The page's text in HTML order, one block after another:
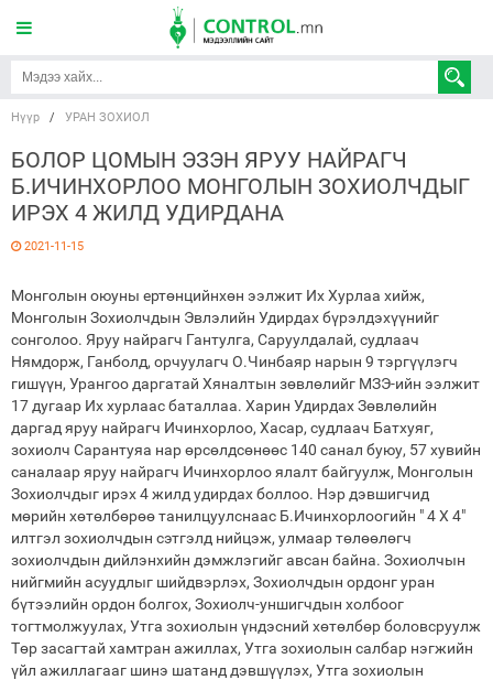
Нүүр / УРАН ЗОХИОЛ
БОЛОР ЦОМЫН ЭЗЭН ЯРУУ НАЙРАГЧ
Б.ИЧИНХОРЛОО МОНГОЛЫН ЗОХИОЛЧДЫГ
ИРЭХ 4 ЖИЛД УДИРДАНА
2021-11-15
Монголын оюуны ертөнцийнхөн ээлжит Их Хурлаа хийж,
Монголын Зохиолчдын Эвлэлийн Удирдах бүрэлдэхүүнийг
сонголоо. Яруу найрагч Гантулга, Саруулдалай, судлаач
Нямдорж, Ганболд, орчуулагч О.Чинбаяр нарын 9 тэргүүлэгч
гишүүн, Урангоо даргатай Хяналтын зөвлөлийг МЗЭ-ийн ээлжит
17 дугаар Их хурлаас баталлаа. Харин Удирдах Зөвлөлийн
даргад яруу найрагч Ичинхорлоо, Хасар, судлаач Батхуяг,
зохиолч Сарантуяа нар өрсөлдсөнөөс 140 санал буюу, 57 хувийн
саналаар яруу найрагч Ичинхорлоо ялалт байгуулж, Монголын
Зохиолчдыг ирэх 4 жилд удирдах боллоо. Нэр дэвшигчид
мөрийн хөтөлбөрөө танилцуулснаас Б.Ичинхорлоогийн " 4 Х 4"
илтгэл зохиолчдын сэтгэлд нийцэж, улмаар төлөөлөгч
зохиолчдын дийлэнхийн дэмжлэгийг авсан байна. Зохиолчын
нийгмийн асуудлыг шийдвэрлэх, Зохиолчдын ордонг уран
бүтээлийн ордон болгох, Зохиолч-уншигчдын холбоог
тогтмолжуулах, Утга зохиолын үндэсний хөтөлбөр боловсруулж
Төр засагтай хамтран ажиллах, Утга зохиолын салбар нэгжийн
үйл ажиллагааг шинэ шатанд дэвшүүлэх, Утга зохиолын